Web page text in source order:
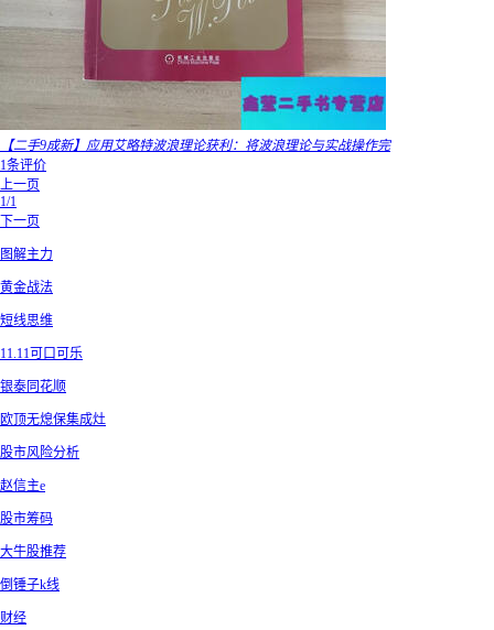
【二手9成新】应用艾略特波浪理论获利：将波浪理论与实战操作完
1条评价
上一页
1/1
下一页
图解主力
黄金战法
短线思维
11.11可口可乐
银泰同花顺
欧顶无熄保集成灶
股市风险分析
赵信主e
股市筹码
大牛股推荐
倒锤子k线
财经